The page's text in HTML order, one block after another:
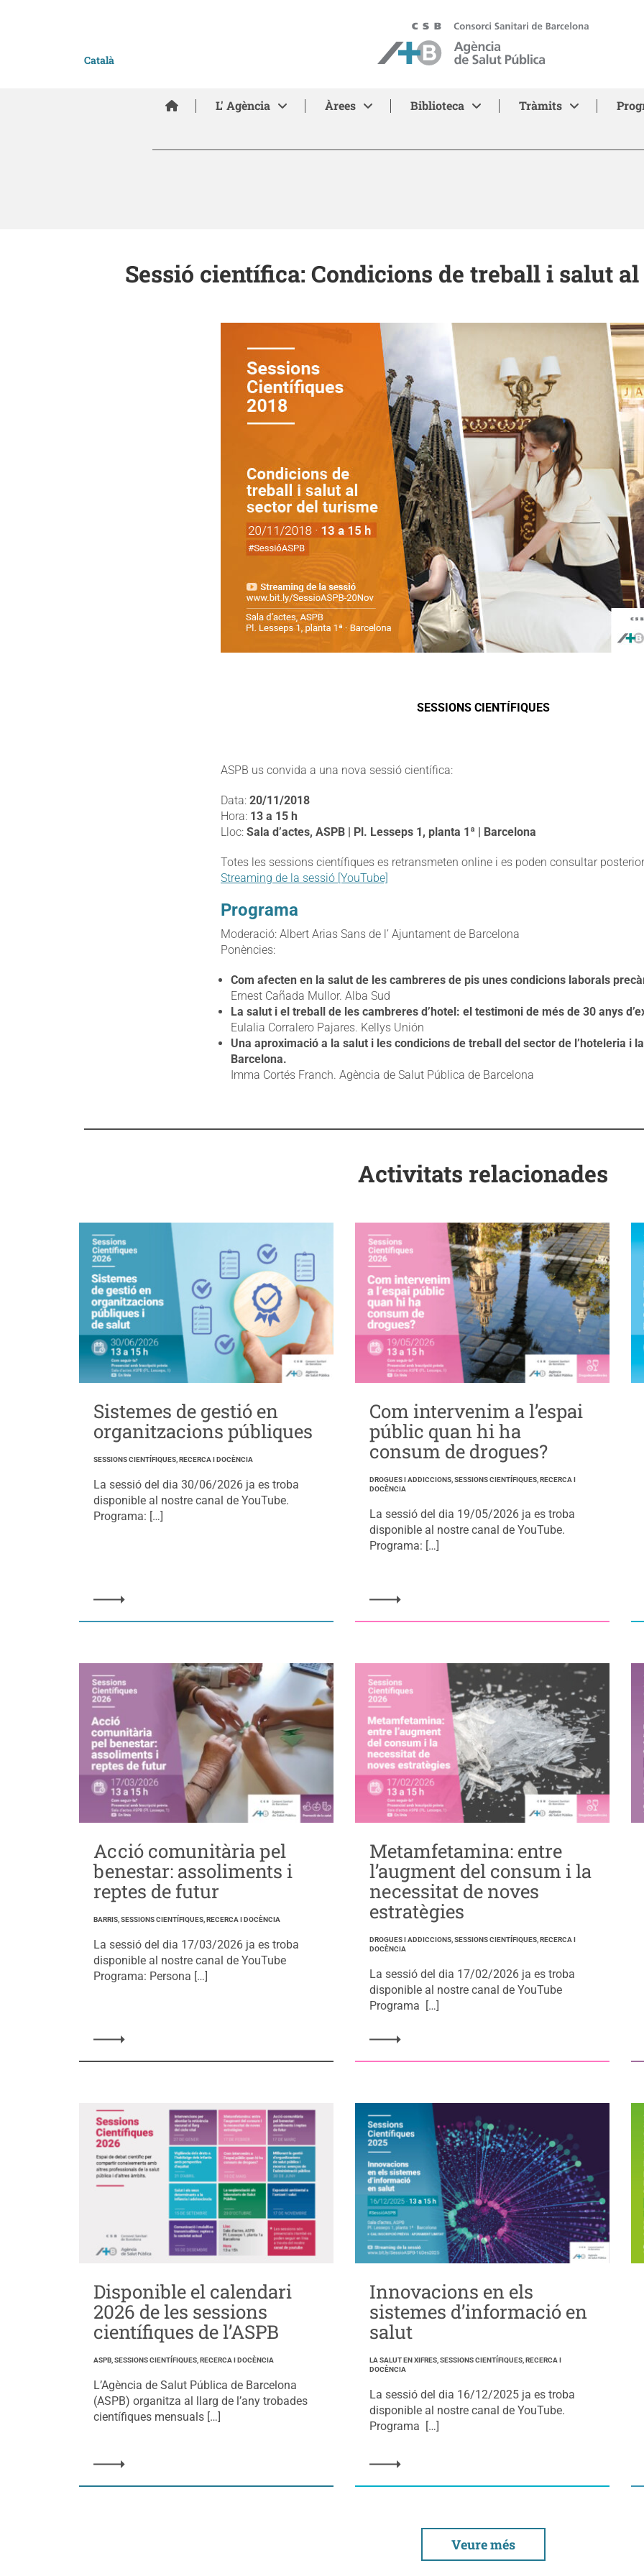
Català
ASPB - Agència de Salut Pública de Barcelona
Inici L' Agència Àrees Biblioteca Tràmits
Sessió científica: Condicions de treball i salut
SESSIONS CIENTÍFIQUES
ASPB us convida a una nova sessió científica:
Data: 20/11/2018
Hora: 13 a 15 h
Lloc: Sala d’actes, ASPB | Pl. Lesseps 1, planta 1ª | Barcelona
Totes les sessions científiques es retransmeten online i es poden consultar
Streaming de la sessió [YouTube]
Programa
Moderació: Albert Arias Sans de l’ Ajuntament de Barcelona
Ponències:
Com afecten en la salut de les cambreres de pis unes condicions laborals
Ernest Cañada Mullor. Alba Sud
La salut i el treball de les cambreres d’hotel: el testimoni de més de 30 anys
Eulalia Corralero Pajares. Kellys Unión
Una aproximació a la salut i les condicions de treball del sector de l’hoteleria i
Barcelona.
Imma Cortés Franch. Agència de Salut Pública de Barcelona
Activitats relacionades
Sistemes de gestió en
organitzacions públiques
SESSIONS CIENTÍFIQUES, RECERCA I DOCÈNCIA
La sessió del dia 30/06/2026 ja es troba
disponible al nostre canal de YouTube.
Programa: […]
Com intervenim a l’espai
públic quan hi ha
consum de drogues?
DROGUES I ADDICCIONS, SESSIONS CIENTÍFIQUES, RECERCA I
DOCÈNCIA
La sessió del dia 19/05/2026 ja es troba
disponible al nostre canal de YouTube.
Programa: […]
Acció comunitària pel
benestar: assoliments i
reptes de futur
BARRIS, SESSIONS CIENTÍFIQUES, RECERCA I DOCÈNCIA
La sessió del dia 17/03/2026 ja es troba
disponible al nostre canal de YouTube
Programa: Persona […]
Metamfetamina: entre
l’augment del consum i la
necessitat de noves
estratègies
DROGUES I ADDICCIONS, SESSIONS CIENTÍFIQUES, RECERCA I
DOCÈNCIA
La sessió del dia 17/02/2026 ja es troba
disponible al nostre canal de YouTube
Programa […]
Disponible el calendari
2026 de les sessions
científiques de l’ASPB
ASPB, SESSIONS CIENTÍFIQUES, RECERCA I DOCÈNCIA
L’Agència de Salut Pública de Barcelona
(ASPB) organitza al llarg de l’any trobades
científiques mensuals […]
Innovacions en els
sistemes d’informació en
salut
LA SALUT EN XIFRES, SESSIONS CIENTÍFIQUES, RECERCA I
DOCÈNCIA
La sessió del dia 16/12/2025 ja es troba
disponible al nostre canal de YouTube.
Programa […]
Veure més